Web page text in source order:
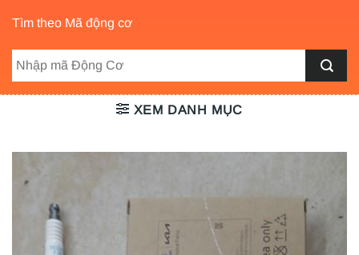
Tìm theo Mã động cơ
XEM DANH MỤC